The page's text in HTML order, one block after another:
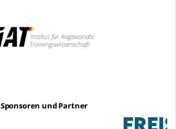
Sponsoren und Partner